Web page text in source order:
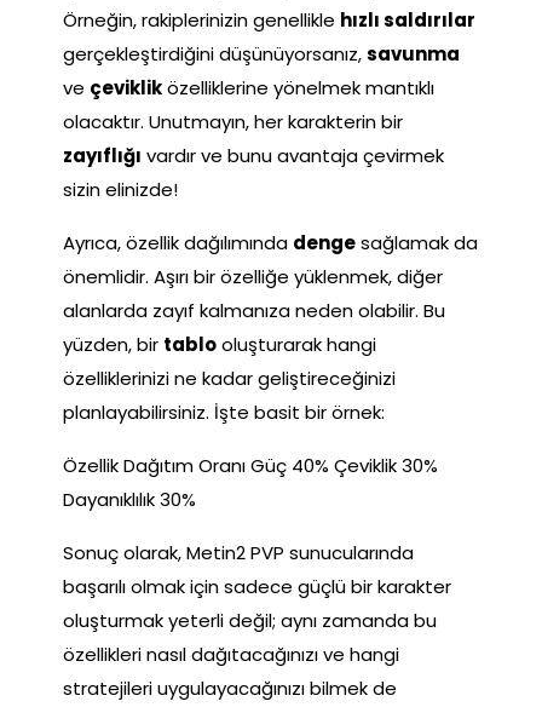
Örneğin, rakiplerinizin genellikle hızlı saldırılar
gerçekleştirdiğini düşünüyorsanız,savunma
ve çevikliközelliklerine yönelmek mantıklı
olacaktır. Unutmayın, her karakterin bir
zayıflığı vardır ve bunu avantaja çevirmek
sizin elinizde!
Ayrıca, özellik dağılımında dengesağlamak da
önemlidir. Aşırı bir özelliğe yüklenmek, diğer
alanlarda zayıf kalmanıza neden olabilir. Bu
yüzden, bir tablooluşturarak hangi
özelliklerinizi ne kadar geliştireceğinizi
planlayabilirsiniz. İşte basit bir örnek:
Özellik Dağıtım Oranı Güç 40% Çeviklik 30%
Dayanıklılık 30%
Sonuç olarak, Metin2 PVP sunucularında
başarılı olmak için sadece güçlü bir karakter
oluşturmak yeterli değil; aynı zamanda bu
özellikleri nasıl dağıtacağınızı ve hangi
stratejileri uygulayacağınızı bilmek de